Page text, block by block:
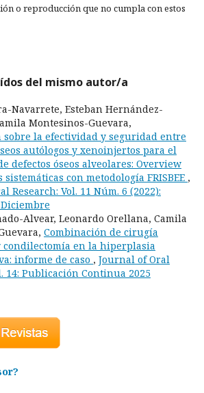
o reproducción que no cumpla con estos
del mismo autor/a
Navarrete, Esteban Hernández-
Montesinos-Guevara,
sobre la efectividad y seguridad entre
autólogos y xenoinjertos para el
defectos óseos alveolares: Overview
con metodología FRISBEE ,
Research: Vol. 11 Núm. 6 (2022):
Alvear, Leonardo Orellana, Camila
Combinación de cirugía
condilectomía en la hiperplasia
informe de caso , Journal of Oral
14: Publicación Continua 2025